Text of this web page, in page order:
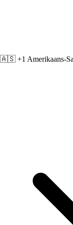
🇦🇸 +1 Amerikaans-